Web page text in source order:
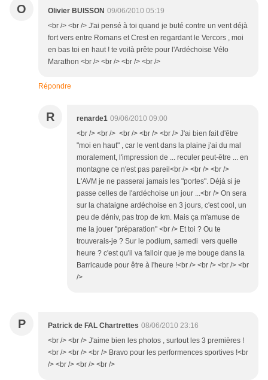
O Olivier BUISSON 09/06/2010 05:19
<br /> <br /> J'ai pensé à toi quand je buté contre un vent déjà
fort vers entre Romans et Crest en regardant le Vercors , moi
en bas toi en haut ! te voilà prête pour l'Ardéchoise Vélo
Marathon <br /> <br /> <br /> <br />
Répondre
R renarde1 09/06/2010 09:00
<br /> <br /> <br /> <br /> <br /> J'ai bien fait d'être
"moi en haut" , car le vent dans la plaine j'ai du mal
moralement, l'impression de ... reculer peut-être ... en
montagne ce n'est pas pareil<br /> <br /> <br />
L'AVM je ne passerai jamais les "portes". Déjà si je
passe celles de l'ardéchoise un jour ...<br /> On sera
sur la chataigne ardéchoise en 3 jours, c'est cool, un
peu de déniv, pas trop de km. Mais ça m'amuse de
me la jouer "préparation" <br /> Et toi ? Ou te
trouverais-je ? Sur le podium, samedi vers quelle
heure ? c'est qu'il va falloir que je me bouge dans la
Barricaude pour être à l'heure !<br /> <br /> <br /> <br
/>
P Patrick de FAL Chartrettes 08/06/2010 23:16
<br /> <br /> J'aime bien les photos , surtout les 3 premières !
<br /> <br /> <br /> Bravo pour les performences sportives !<br
/> <br /> <br /> <br />